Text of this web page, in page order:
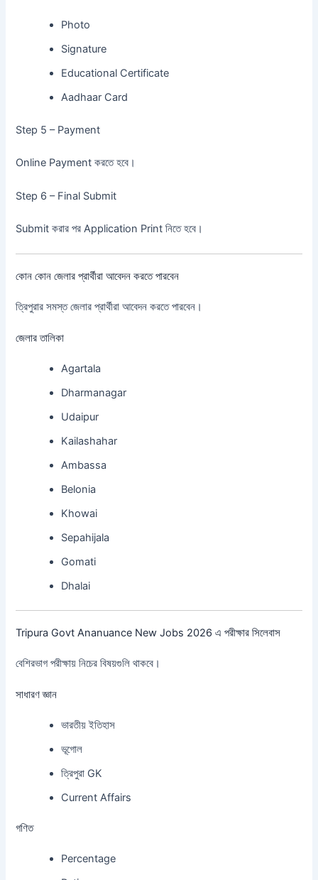
Photo
Signature
Educational Certificate
Aadhaar Card
Step 5 – Payment
Online Payment করতে হবে।
Step 6 – Final Submit
Submit করার পর Application Print নিতে হবে।
কোন কোন জেলার প্রার্থীরা আবেদন করতে পারবেন
ত্রিপুরার সমস্ত জেলার প্রার্থীরা আবেদন করতে পারবেন।
জেলার তালিকা
Agartala
Dharmanagar
Udaipur
Kailashahar
Ambassa
Belonia
Khowai
Sepahijala
Gomati
Dhalai
Tripura Govt Ananuance New Jobs 2026 এ পরীক্ষার সিলেবাস
বেশিরভাগ পরীক্ষায় নিচের বিষয়গুলি থাকবে।
সাধারণ জ্ঞান
ভারতীয় ইতিহাস
ভূগোল
ত্রিপুরা GK
Current Affairs
গণিত
Percentage